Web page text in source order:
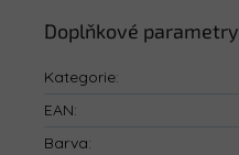
Doplňkové parametry
Kategorie:
EAN:
Barva: